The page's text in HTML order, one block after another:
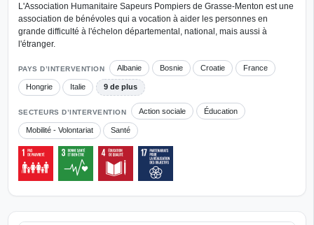
L'Association Humanitaire Sapeurs Pompiers de Grasse-Menton est une
association de bénévoles qui a vocation à aider les personnes en
grande difficulté à l'échelon départemental, national, mais aussi à
l'étranger.
PAYS D’INTERVENTION Albanie Bosnie Croatie France
Hongrie Italie 9 de plus
SECTEURS D’INTERVENTION Action sociale Éducation
Mobilité - Volontariat Santé